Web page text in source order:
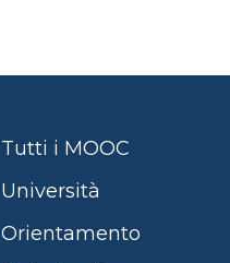
Tutti i MOOC
Università
Orientamento